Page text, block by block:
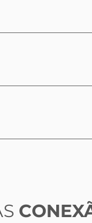
do indicado em
ele desistir
inferior direito